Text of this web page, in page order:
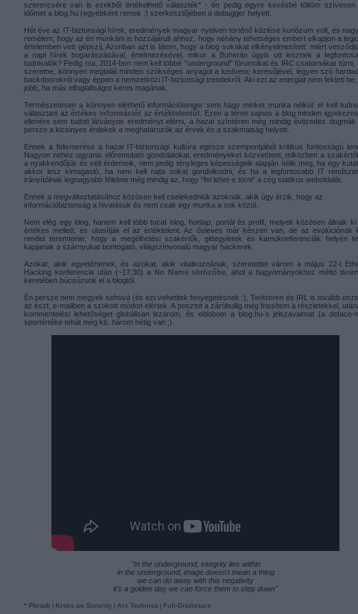
szerencsére van is ezekből értékelhető választék* - én pedig egyre kevésbé töltöm szívesen
időmet a blog.hu (egyébként remek :) szerkesztőjében a debugger helyett.
Hét éve az IT-biztonsági hírek, eredmények magyar nyelven történő közlése kuriózum volt, és
remélem, hogy az én munkám is hozzájárult ahhoz, hogy néhány tehetséges embert elkapjon a
értelemben vett gépszíj. Azonban azt is látom, hogy a blog sokakat elkényelmesített: miért
a napi hírek bogarászásával, értelmezésével, mikor a Buherán úgyis ott lesznek a
tudnivalók? Pedig ma, 2014-ben nem kell többé "underground" fórumokat és IRC csatornákat túrni,
szeretne, könnyen megtalál minden szükséges anyagot a kedvenc keresőjével, legyen szó
backdoorokról vagy éppen a nemzetközi IT-biztonsági trendekről. Aki ezt az energiát nem fekteti be,
jobb, ha más elfoglaltságot keres magának.
Természetesen a könnyen elérhető információtenger sem hagy minket munka nélkül: el kell
választani azértékes információt azértéktelentől
. Ezen a téren sajnos a blog minden
ellenére sem tudott látványos eredményt elérni, a hazai színtéren még mindig évtizedes dogmák
persze a kicsinyes érdekek a meghatározók az érvek és a szakmaiság helyett.
Ennek a felismerése a hazai IT-biztonsági kultúra egésze szempontjából kritikus fontosságú
Nagyon nehéz ugyanis előremutató gondolatokat, eredményeket közvetíteni, miközben a
a nyakkendőjük és vélt érdemeik, nem pedig tényleges képességeik alapján ítélik meg, ha egy
akkor lesz kimagasló, ha nem kell rajta sokat gondolkodni, és ha a legfontosabb IT
irányítóinak legnagyobb félelme még mindig az, hogy "fel lehet-e törni" a cég statikus weboldalát.
Ennek a megváltoztatásához közösen kell cselekedniük azoknak, akik úgy érzik, hogy az
információbiztonság a hivatásuk és nem csak egy munka a sok közül.
Nem elég egy blog, hanem kell több tucat blog, honlap, portál és profil, melyek közösen állnak ki
értékes mellett, és utasítják el az értéktelent. Az ősleves már készen van, de az evolúciónak
rendet teremtenie, hogy a megélhetési szakértők, gittegyletek és kamukonferenciák helyén
kapjanak a szárnyukat bontogató, világszínvonalú magyar hackerek.
Azokat, akik egyetértenek, és azokat, akik vitatkoznának, szeretettel várom a május 22-i
Hacking konferencia után (~17:30) a No Name sörözőbe , ahol a hagyományokhoz méltó
keretében búcsúzunk el a blogtól.
Én persze nem megyek sehová (és ezt vehetitek fenyegetésnek :), Twitteren és IRL is tovább
az észt, e-mailben a szokott módon elértek. A posztot a záróbuliig még frissítem a részletekkel,
kommentelési lehetőséget globálisan lezárom, és eldobom a blog.hu-s jelszavaimat (a deface-
sportértéke tehát még kb. három hétig van ;).
"In the underground, integrity lies within
in the underground, image doesn't mean a thing
we can do away with this negativity
it's a golden day we can force them to step down"
* Phrack Krebs on Security Ars Technica Full-Disclosure